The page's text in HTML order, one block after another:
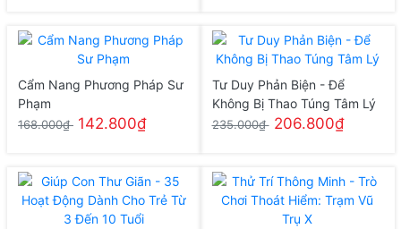
Cẩm Nang Phương Pháp Sư
Phạm
168.000₫ 142.800₫
Tư Duy Phản Biện - Để
Không Bị Thao Túng Tâm Lý
235.000₫ 206.800₫